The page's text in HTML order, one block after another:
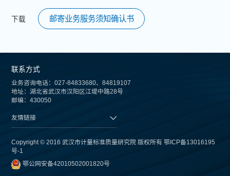
下载 邮寄业务服务须知确认书
联系方式
业务咨询电话：027-84833680、84819107
地址：湖北省武汉市汉阳区江堤中路28号
邮编：430050
友情链接
Copyright © 2016 武汉市计量标准质量研究院 版权所有鄂ICP备13016195
号-1
鄂公网安备42010502001820号